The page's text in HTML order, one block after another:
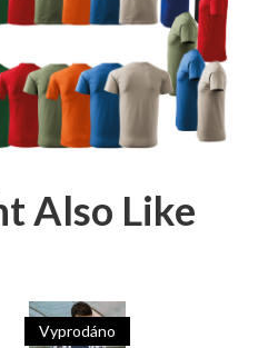
Also Like
Vyprodáno